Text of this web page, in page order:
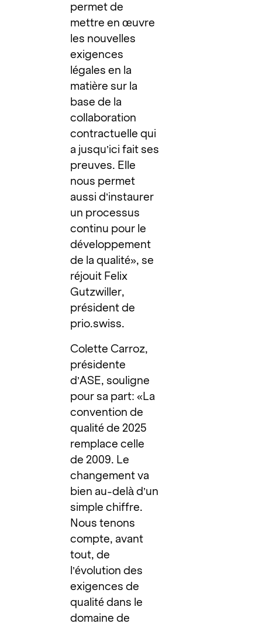
permet de
mettre en œuvre
les nouvelles
exigences
légales en la
matière sur la
base de la
collaboration
contractuelle qui
a jusqu’ici fait ses
preuves. Elle
nous permet
aussi d’instaurer
un processus
continu pour le
développement
de la qualité», se
réjouit Felix
Gutzwiller,
président de
prio.swiss.
Colette Carroz,
présidente
d’ASE, souligne
pour sa part: «La
convention de
qualité de 2025
remplace celle
de 2009. Le
changement va
bien au-delà d’un
simple chiffre.
Nous tenons
compte, avant
tout, de
l’évolution des
exigences de
qualité dans le
domaine de